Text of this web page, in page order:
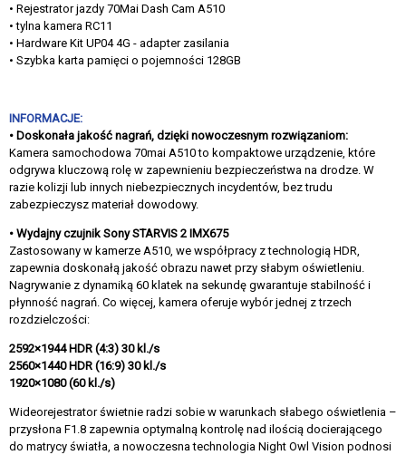
• Rejestrator jazdy 70Mai Dash Cam A510
• tylna kamera RC11
• Hardware Kit UP04 4G - adapter zasilania
• Szybka karta pamięci o pojemności 128GB
INFORMACJE:
• Doskonała jakość nagrań, dzięki nowoczesnym rozwiązaniom:
Kamera samochodowa 70mai A510 to kompaktowe urządzenie, które
odgrywa kluczową rolę w zapewnieniu bezpieczeństwa na drodze. W
razie kolizji lub innych niebezpiecznych incydentów, bez trudu
zabezpieczysz materiał dowodowy.
• Wydajny czujnik Sony STARVIS 2 IMX675
Zastosowany w kamerze A510, we współpracy z technologią HDR,
zapewnia doskonałą jakość obrazu nawet przy słabym oświetleniu.
Nagrywanie z dynamiką 60 klatek na sekundę gwarantuje stabilność i
płynność nagrań. Co więcej, kamera oferuje wybór jednej z trzech
rozdzielczości:
2592×1944 HDR (4:3) 30 kl./s
2560×1440 HDR (16:9) 30 kl./s
1920×1080 (60 kl./s)
Wideorejestrator świetnie radzi sobie w warunkach słabego oświetlenia –
przysłona F1.8 zapewnia optymalną kontrolę nad ilością docierającego
do matrycy światła, a nowoczesna technologia Night Owl Vision podnosi